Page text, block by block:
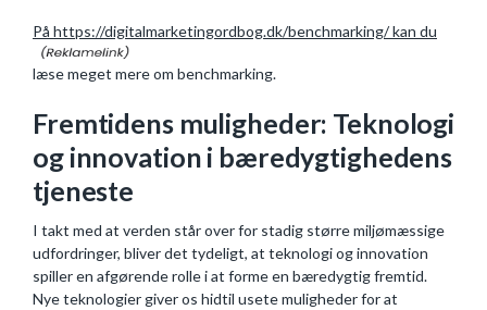
På https://digitalmarketingordbog.dk/benchmarking/ kan du
læse meget mere om benchmarking.
Fremtidens muligheder: Teknologi
og innovation i bæredygtighedens
tjeneste
I takt med at verden står over for stadig større miljømæssige
udfordringer, bliver det tydeligt, at teknologi og innovation
spiller en afgørende rolle i at forme en bæredygtig fremtid.
Nye teknologier giver os hidtil usete muligheder for at